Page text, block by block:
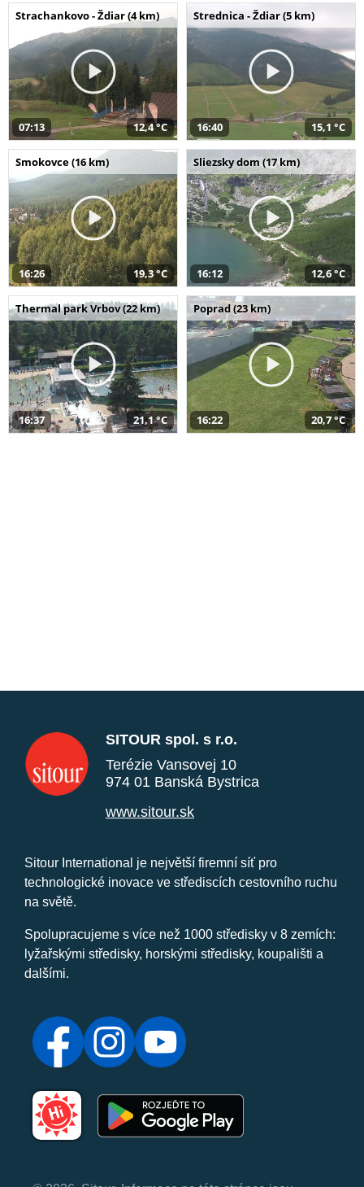
Strachankovo - Ždiar (4 km)
07:13 12,4 °C
Strednica - Ždiar (5 km)
16:40 15,1 °C
Smokovce (16 km)
16:26 19,3 °C
Sliezsky dom (17 km)
16:12 12,6 °C
Thermal park Vrbov (22 km)
16:37 21,1 °C
Poprad (23 km)
16:22 20,7 °C
SITOUR spol. s r.o.
Terézie Vansovej 10
974 01 Banská Bystrica
www.sitour.sk
Sitour International je největší firemní síť pro
technologické inovace ve střediscích cestovního ruchu
na světě.
Spolupracujeme s více než 1000 středisky v 8 zemích:
lyžařskými středisky, horskými středisky, koupališti a
dalšími.